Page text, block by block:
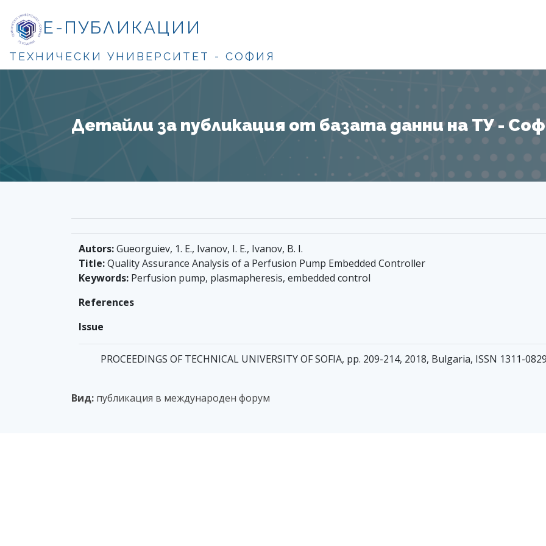
Е-ПУБЛИКАЦИИ
ТЕХНИЧЕСКИ УНИВЕРСИТЕТ - СОФИЯ
Детайли за публикация от базата данни на ТУ -
Autors:Gueorguiev, 1. E., Ivanov, I. E., Ivanov, B. I.
Title:Quality Assurance Analysis of a Perfusion Pump Embedded Controller
Keywords: Perfusion pump, plasmapheresis, embedded control
References
Issue
PROCEEDINGS OF TECHNICAL UNIVERSITY OF SOFIA, pp. 209-214, 2018, Bulgaria, ISSN 1311-
Вид: публикация в международен форум